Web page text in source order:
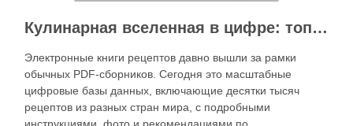
Кулинарная вселенная в цифре: топ-3 самых больших электронных книг рецептов
Электронные книги рецептов давно вышли за рамки
обычных PDF-сборников. Сегодня это масштабные
цифровые базы данных, включающие десятки тысяч
рецептов из разных стран мира, с подробными